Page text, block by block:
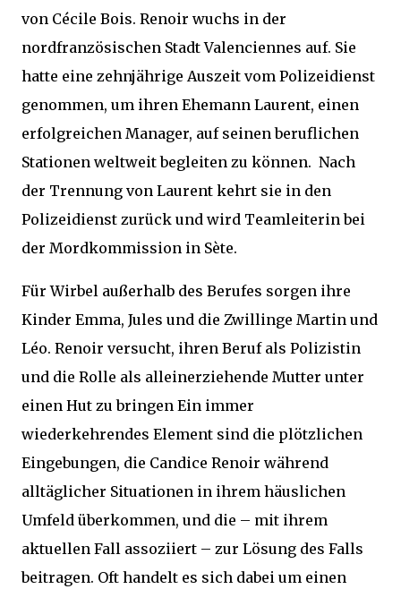
von Cécile Bois. Renoir wuchs in der
nordfranzösischen Stadt Valenciennes auf. Sie
hatte eine zehnjährige Auszeit vom Polizeidienst
genommen, um ihren Ehemann Laurent, einen
erfolgreichen Manager, auf seinen beruflichen
Stationen weltweit begleiten zu können. Nach
der Trennung von Laurent kehrt sie in den
Polizeidienst zurück und wird Teamleiterin bei
der Mordkommission in Sète.
Für Wirbel außerhalb des Berufes sorgen ihre
Kinder Emma, Jules und die Zwillinge Martin und
Léo. Renoir versucht, ihren Beruf als Polizistin
und die Rolle als alleinerziehende Mutter unter
einen Hut zu bringen Ein immer
wiederkehrendes Element sind die plötzlichen
Eingebungen, die Candice Renoir während
alltäglicher Situationen in ihrem häuslichen
Umfeld überkommen, und die – mit ihrem
aktuellen Fall assoziiert – zur Lösung des Falls
beitragen. Oft handelt es sich dabei um einen